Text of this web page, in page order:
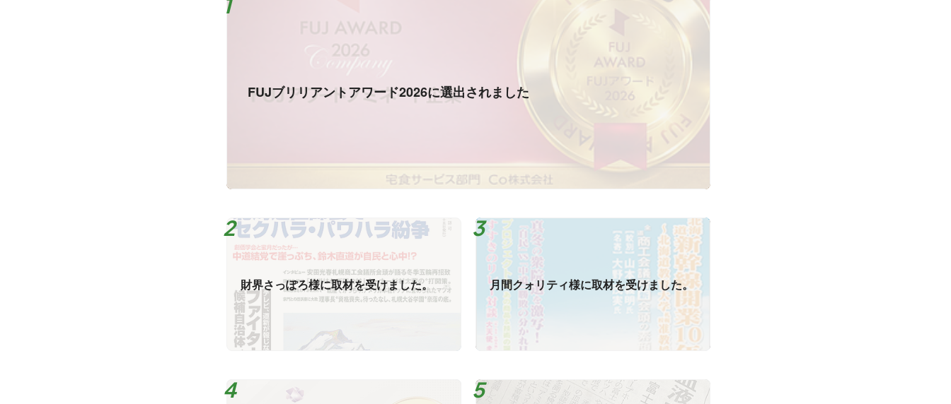
FUJブリリアントアワード2026に選出されました
財界さっぽろ様に取材を受けました。 月間クォリティ様に取材を受けました。